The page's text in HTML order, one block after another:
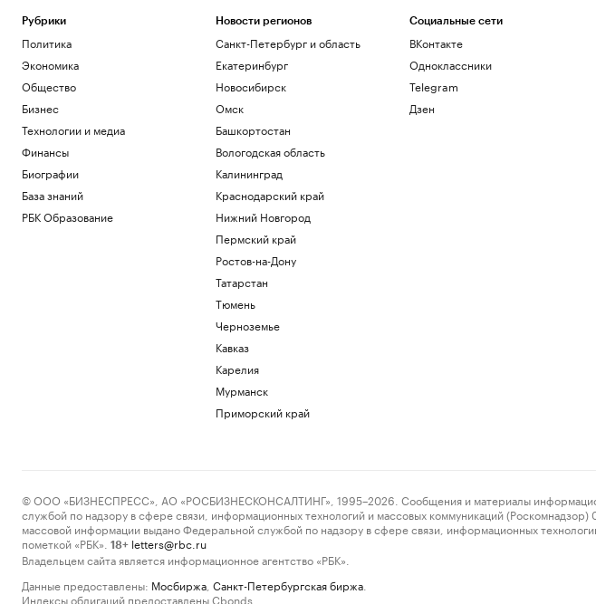
Ростов-на-Дону
Рубрики
Политика
Экономика
Общество
Бизнес
Технологии и медиа
Финансы
Биографии
База знаний
РБК Образование
Новости регионов
Санкт-Петербург и область
Екатеринбург
Новосибирск
Омск
Башкортостан
Вологодская область
Калининград
Краснодарский край
Нижний Новгород
Пермский край
Ростов-на-Дону
Татарстан
Тюмень
Черноземье
Кавказ
Карелия
Мурманск
Приморский край
Социальные сети
ВКонтакте
Одноклассники
Telegram
Дзен
© ООО «БИЗНЕСПРЕСС», АО «РОСБИЗНЕСКОНСАЛТИНГ», 1995–2026. Сообщения и материалы
службой по надзору в сфере связи, информационных технологий и массовых коммуникаций
массовой информации выдано Федеральной службой по надзору в сфере связи, информационных
пометкой «РБК».
18+ letters@rbc.ru
Владельцем сайта является информационное агентство «РБК».
Данные предоставлены: Мосбиржа Санкт-Петербургская биржа
Индексы облигаций предоставлены Cbonds.